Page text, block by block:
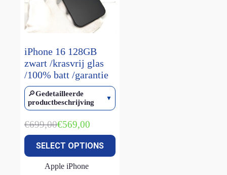
iPhone 16 128GB
zwart /krasvrij glas
/100% batt /garantie
🔎Gedetailleerde
productbeschrijving
€699,00Oorspronkelijke
was:
€699,00.
€569,00
Huidige
is:
€569,00.
SELECT OPTIONS
Apple iPhone
smart keyboard
Watch Ultra 1(1)
Watch Ultra 3(1)